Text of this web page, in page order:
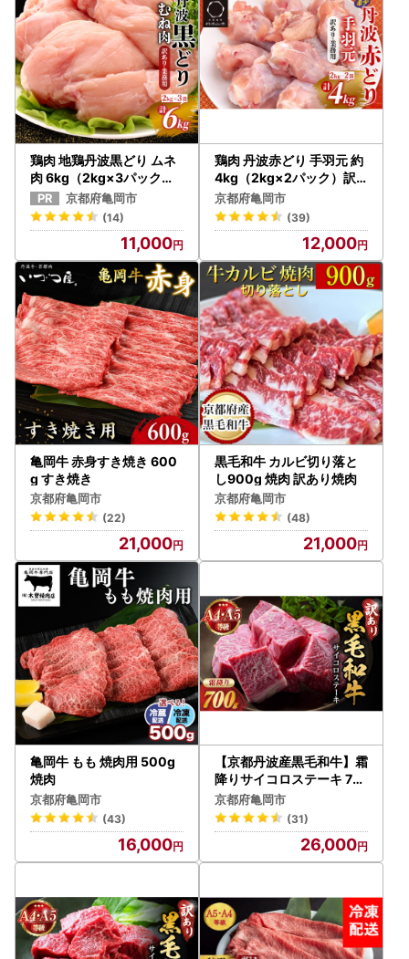
鶏肉 地鶏丹波黒どり ムネ
肉 6kg（2kg×3パック）
訳あり鶏肉京都府亀岡市
(14)
11,000
鶏肉 丹波赤どり 手羽元 約
4kg（2kg×2パック）訳
あり鶏肉
京都府亀岡市
(39)
12,000
亀岡牛 赤身すき焼き 600
g すき焼き
京都府亀岡市
(22)
21,000
黒毛和牛 カルビ切り落と
し900g 焼肉 訳あり焼肉
京都府亀岡市
(48)
21,000
亀岡牛 もも 焼肉用 500g
焼肉
京都府亀岡市
(43)
16,000
【京都丹波産黒毛和牛】霜
降りサイコロステーキ 70
0g 訳ありステーキ
京都府亀岡市
(31)
26,000